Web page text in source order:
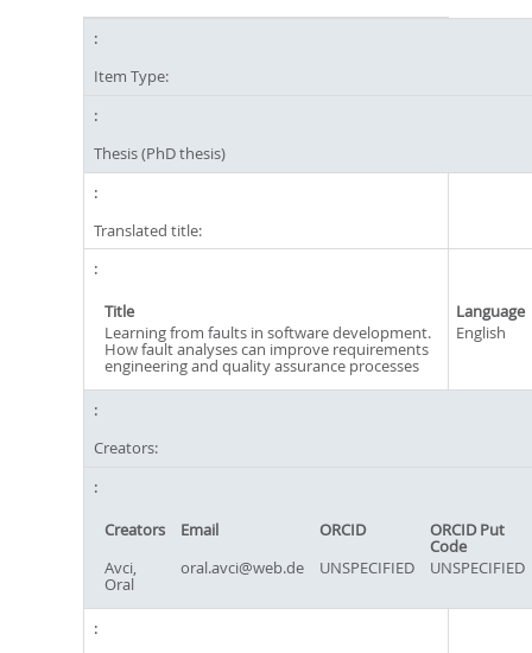
Item Type:
Thesis (PhD thesis)
Translated title:
Title
Language
Learning from faults in software development.
How fault analyses can improve requirements
engineering and quality assurance processes
English
Creators:
Creators Email ORCID ORCID Put
Code
Avci,
Oral
oral.avci@web.de UNSPECIFIED UNSPECIFIED